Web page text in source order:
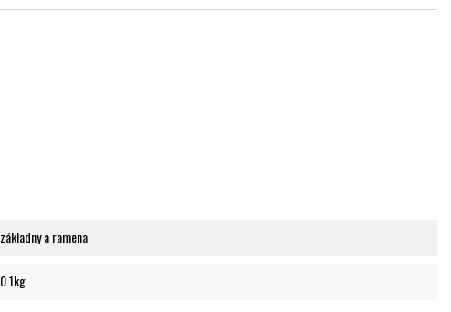
základny a ramena
0.1kg